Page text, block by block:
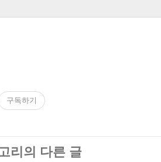
구독하기
리의 다른 글